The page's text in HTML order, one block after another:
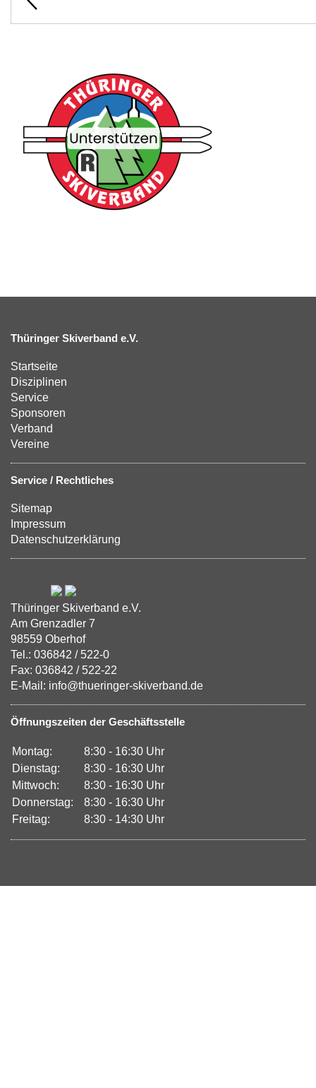
Thüringer Skiverband e.V.
Startseite
Disziplinen
Service
Sponsoren
Verband
Vereine
Service / Rechtliches
Sitemap
Impressum
Datenschutzerklärung
Thüringer Skiverband e.V.
Am Grenzadler 7
98559 Oberhof
Tel.: 036842 / 522-0
Fax: 036842 / 522-22
E-Mail: info@thueringer-skiverband.de
Öffnungszeiten der Geschäftsstelle
Montag:
8:30 - 16:30 Uhr
Dienstag:
8:30 - 16:30 Uhr
Mittwoch:
8:30 - 16:30 Uhr
Donnerstag:
8:30 - 16:30 Uhr
Freitag:
8:30 - 14:30 Uhr